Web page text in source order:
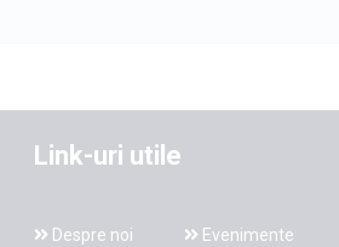
Link-uri utile
Despre noi Evenimente